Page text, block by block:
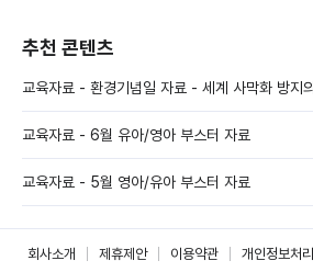
추천 콘텐츠
교육자료 - 환경기념일 자료 - 세계 사막화 방지
교육자료 - 6월 유아/영아 부스터 자료
교육자료 - 5월 영아/유아 부스터 자료
회사소개 제휴제안 이용약관 개인정보처